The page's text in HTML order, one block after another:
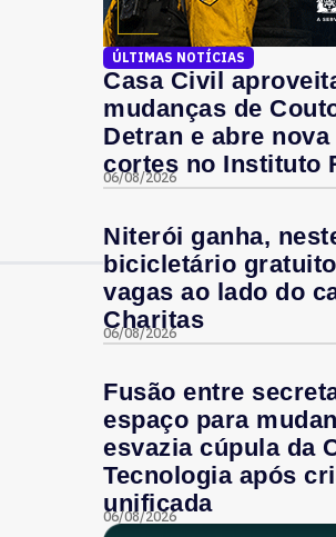
ÚLTIMAS NOTÍCIAS
Casa Civil
mudanças de
Detran e abre
cortes no Instituto
06/08/2026
Niterói ganha,
bicicletário
vagas ao lado do
Charitas
06/08/2026
Fusão entre
espaço para
esvazia cúpula da
Tecnologia após
unificada
06/08/2026